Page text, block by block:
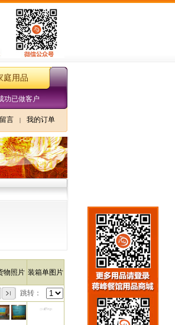
庭用品
功已做客户
言 | 我的订单
物照片 装箱单图片
跳转：